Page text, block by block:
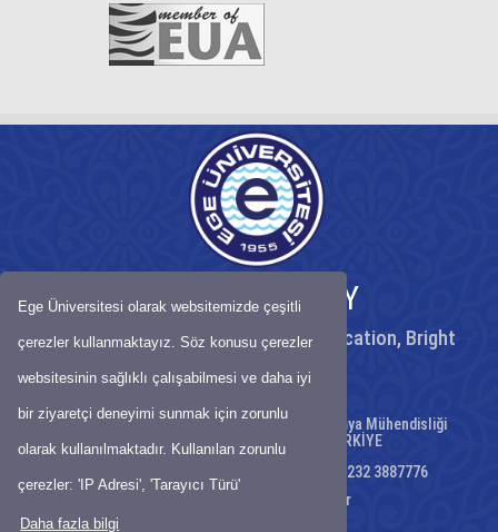
Ege Üniversitesi olarak websitemizde çeşitli
çerezler kullanmaktayız. Söz konusu çerezler
websitesinin sağlıklı çalışabilmesi ve daha iyi
bir ziyaretçi deneyimi sunmak için zorunlu
olarak kullanılmaktadır. Kullanılan zorunlu
çerezler: 'IP Adresi', 'Tarayıcı Türü'
Daha fazla bilgi
EGE UNIVERSITY
Peaceful University, High Quality Education, Bright
Ege Üniversitesi, Mühendislik Fakültesi, Kimya Mühendisliği
Bölümü Kampüs Bornova/İZMİR TÜRKİYE
Telephone: +90 232 3887600 - Fax;: +90 232 3887776
kimsek@mail.ege.edu.tr